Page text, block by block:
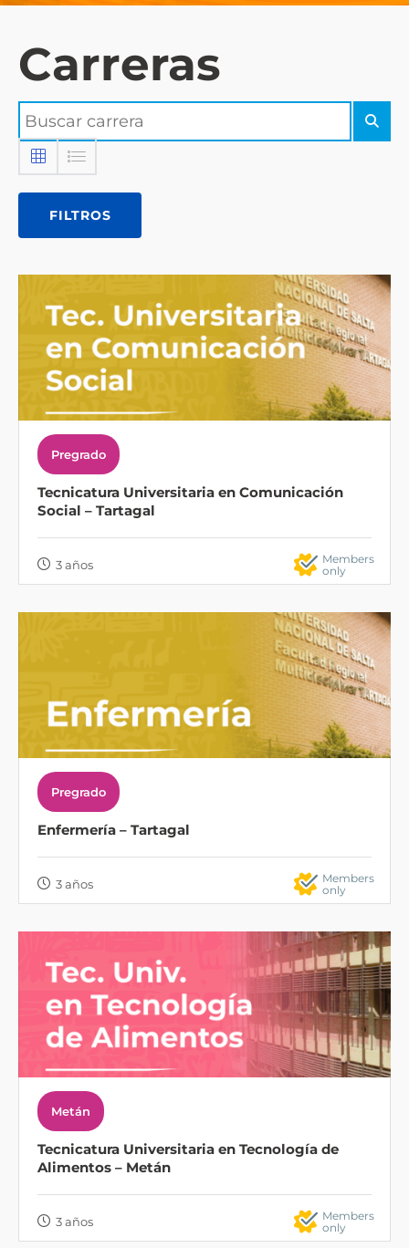
Carreras
FILTROS
Pregrado
Tecnicatura Universitaria en Comunicación
Social – Tartagal
3 años
Members
only
Pregrado
Enfermería – Tartagal
3 años
Members
only
Metán
Tecnicatura Universitaria en Tecnología de
Alimentos – Metán
3 años
Members
only